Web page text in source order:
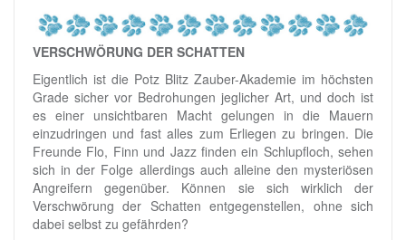
VERSCHWÖRUNG DER SCHATTEN
Eigentlich ist die Potz Blitz Zauber-Akademie im höchsten
Grade sicher vor Bedrohungen jeglicher Art, und doch ist
es einer unsichtbaren Macht gelungen in die Mauern
einzudringen und fast alles zum Erliegen zu bringen. Die
Freunde Flo, Finn und Jazz finden ein Schlupfloch, sehen
sich in der Folge allerdings auch alleine den mysteriösen
Angreifern gegenüber. Können sie sich wirklich der
Verschwörung der Schatten entgegenstellen, ohne sich
dabei selbst zu gefährden?